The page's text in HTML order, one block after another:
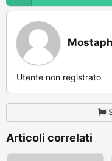
Utente non registrato
Articoli correlati